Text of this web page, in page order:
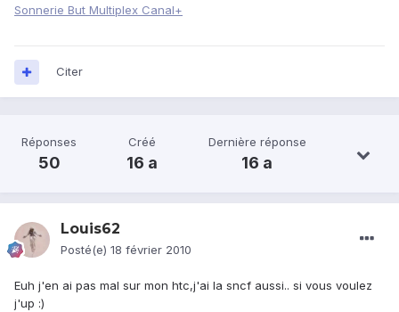
Sonnerie But Multiplex Canal+
Citer
Réponses
50
Créé
16 a
Dernière réponse
16 a
Louis62
Posté(e) 18 février 2010
Euh j'en ai pas mal sur mon htc,j'ai la sncf aussi.. si vous voulez
j'up :)